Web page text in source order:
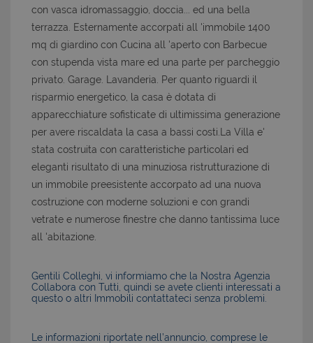
con vasca idromassaggio, doccia... ed una bella
terrazza. Esternamente accorpati all 'immobile 1400
mq di giardino con Cucina all 'aperto con Barbecue
con stupenda vista mare ed una parte per parcheggio
privato. Garage. Lavanderia. Per quanto riguardi il
risparmio energetico, la casa è dotata di
apparecchiature sofisticate di ultimissima generazione
per avere riscaldata la casa a bassi costi.La Villa e'
stata costruita con caratteristiche particolari ed
eleganti risultato di una minuziosa ristrutturazione di
un immobile preesistente accorpato ad una nuova
costruzione con moderne soluzioni e con grandi
vetrate e numerose finestre che danno tantissima luce
all 'abitazione.
Gentili Colleghi, vi informiamo che la Nostra Agenzia
Collabora con Tutti, quindi se avete clienti interessati a
questo o altri Immobili contattateci senza problemi.
Le informazioni riportate nell’annuncio, comprese le